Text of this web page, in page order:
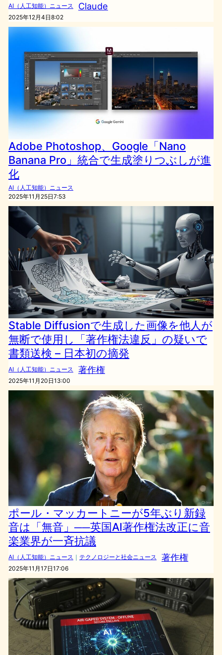
AI（人工知能）ニュース Claude
2025年12月4日8:02
Adobe Photoshop、Google「Nano
Banana Pro」統合で生成塗りつぶしが進
化
AI（人工知能）ニュース
2025年11月25日7:53
Stable Diffusionで生成した画像を他人が
無断で使用し「著作権法違反」の疑いで
書類送検 – 日本初の摘発
AI（人工知能）ニュース 著作権
2025年11月20日13:00
ポール・マッカートニーが5年ぶり新録
音は「無音」──英国AI著作権法改正に音
楽業界が一斉抗議
AI（人工知能）ニュース ｜ テクノロジーと社会ニュース 著作権
2025年11月17日17:06